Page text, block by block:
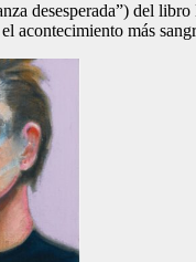
desesperada”) del
más